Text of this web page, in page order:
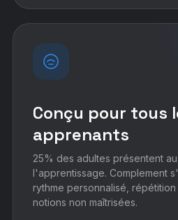
Conçu pour tous
apprenants
25% des adultes présentent
l'apprentissage. Complement
rythme personnalisé,
notions non maîtrisées.